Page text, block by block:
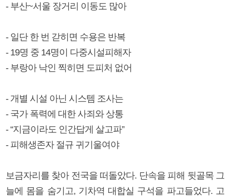
- 부산~서울 장거리 이동도 많아
- 일단 한 번 갇히면 수용은 반복
- 19명 중 14명이 다중시설피해자
- 부랑아 낙인 찍히면 도피처 없어
- 개별 시설 아닌 시스템 조사는
- 국가 폭력에 대한 사죄와 상통
- “지금이라도 인간답게 살고파”
- 피해생존자 절규 귀기울여야
보금자리를 찾아 전국을 떠돌았다. 단속을 피해 뒷골목 그
늘에 몸을 숨기고, 기차역 대합실 구석을 파고들었다. 고